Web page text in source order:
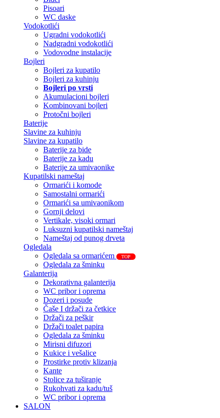
Pisoari
WC daske
Vodokotlići
Ugradni vodokotlići
Nadgradni vodokotlići
Vodovodne instalacije
Bojleri
Bojleri za kupatilo
Bojleri za kuhinju
Bojleri po vrsti
Akumulacioni bojleri
Kombinovani bojleri
Protočni bojleri
Baterije
Slavine za kuhinju
Slavine za kupatilo
Baterije za bide
Baterije za kadu
Baterije za umivaonike
Kupatilski nameštaj
Ormarići i komode
Samostalni ormarići
Ormarići sa umivaonikom
Gornji delovi
Vertikale, visoki ormari
Luksuzni kupatilski nameštaj
Nameštaj od punog drveta
Ogledala
Ogledala sa ormarićem
TOP
Ogledala za šminku
Galanterija
Dekorativna galanterija
WC pribor i oprema
Dozeri i posude
Čaše I držači za četkice
Držači za peškir
Držači toalet papira
Ogledala za šminku
Mirisni difuzori
Kukice i vešalice
Prostirke protiv klizanja
Kante
Stolice za tuširanje
Rukohvati za kadu/tuš
WC pribor i oprema
SALON